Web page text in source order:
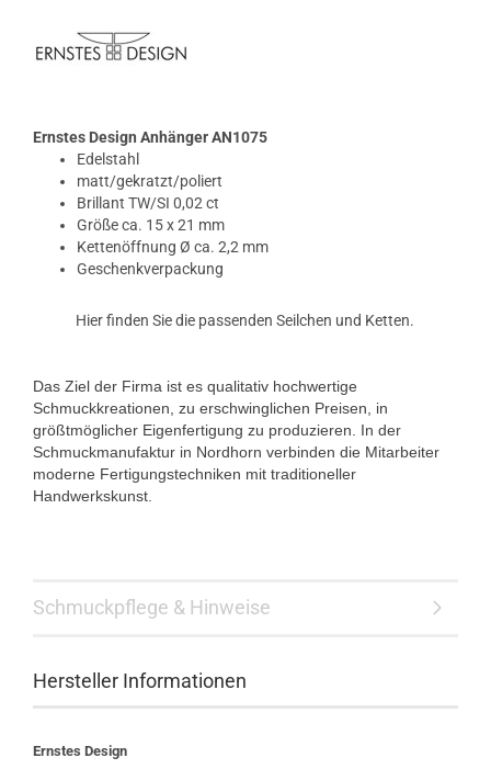
Ernstes Design Anhänger AN1075
Edelstahl
matt/gekratzt/poliert
Brillant TW/SI 0,02 ct
Größe ca. 15 x 21 mm
Kettenöffnung Ø ca. 2,2 mm
Geschenkverpackung
Hier finden Sie die passenden Seilchen und Ketten.
Das Ziel der Firma ist es qualitativ hochwertige
Schmuckkreationen, zu erschwinglichen Preisen, in
größtmöglicher Eigenfertigung zu produzieren. In der
Schmuckmanufaktur in Nordhorn verbinden die Mitarbeiter
moderne Fertigungstechniken mit traditioneller
Handwerkskunst.
Schmuckpflege & Hinweise
Hersteller Informationen
Ernstes Design